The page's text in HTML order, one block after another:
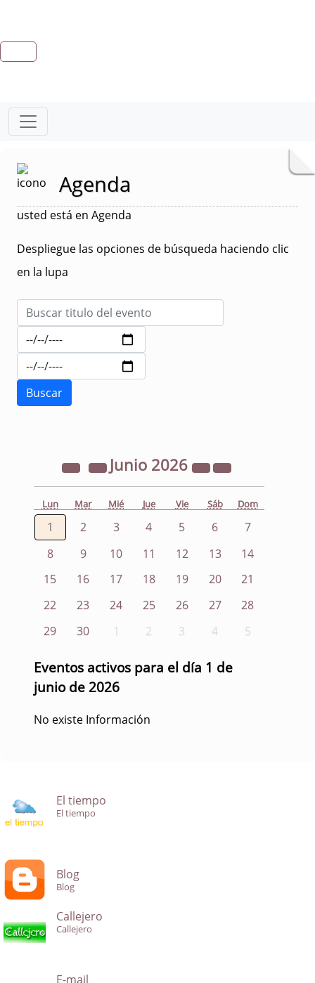
Agenda
usted está en Agenda
Despliegue las opciones de búsqueda haciendo clic
en la lupa
Junio 2026
Lun Mar Mié Jue Vie Sáb Dom
1 2 3 4 5 6
7
8
9 10 11 12 13
14
15
16 17 18 19 20
21
22
23 24 25 26 27
28
29
30 1 2 3 4 5
Eventos activos para el día 1 de
junio de 2026
No existe Información
El tiempo
El tiempo
Blog
Blog
Callejero
Callejero
E-mail